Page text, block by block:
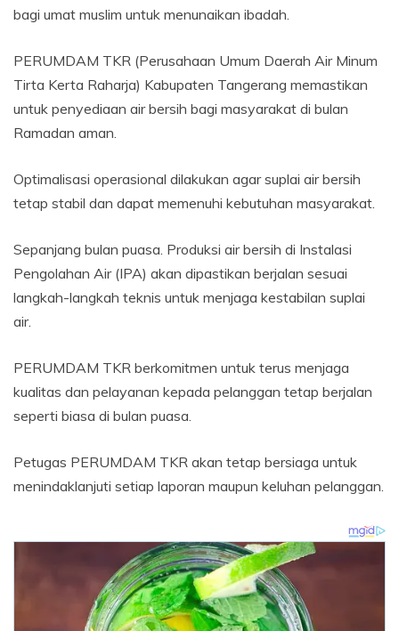
bagi umat muslim untuk menunaikan ibadah.
PERUMDAM TKR (Perusahaan Umum Daerah Air Minum
Tirta Kerta Raharja) Kabupaten Tangerang memastikan
untuk penyediaan air bersih bagi masyarakat di bulan
Ramadan aman.
Optimalisasi operasional dilakukan agar suplai air bersih
tetap stabil dan dapat memenuhi kebutuhan masyarakat.
Sepanjang bulan puasa. Produksi air bersih di Instalasi
Pengolahan Air (IPA) akan dipastikan berjalan sesuai
langkah-langkah teknis untuk menjaga kestabilan suplai
air.
PERUMDAM TKR berkomitmen untuk terus menjaga
kualitas dan pelayanan kepada pelanggan tetap berjalan
seperti biasa di bulan puasa.
Petugas PERUMDAM TKR akan tetap bersiaga untuk
menindaklanjuti setiap laporan maupun keluhan pelanggan.